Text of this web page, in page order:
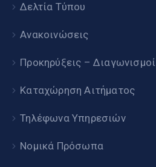
Δελτία Τύπου
Ανακοινώσεις
Προκηρύξεις – Διαγωνισμοί
Καταχώρηση Αιτήματος
Τηλέφωνα Υπηρεσιών
Νομικά Πρόσωπα